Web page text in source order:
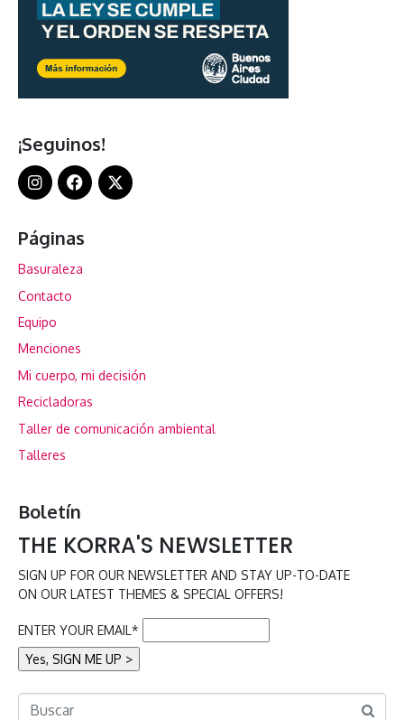
¡Seguinos!
Páginas
Basuraleza
Contacto
Equipo
Menciones
Mi cuerpo, mi decisión
Recicladoras
Taller de comunicación ambiental
Talleres
Boletín
THE KORRA'S NEWSLETTER
SIGN UP FOR OUR NEWSLETTER AND STAY UP-TO-DATE
ON OUR LATEST THEMES & SPECIAL OFFERS!
ENTER YOUR EMAIL*